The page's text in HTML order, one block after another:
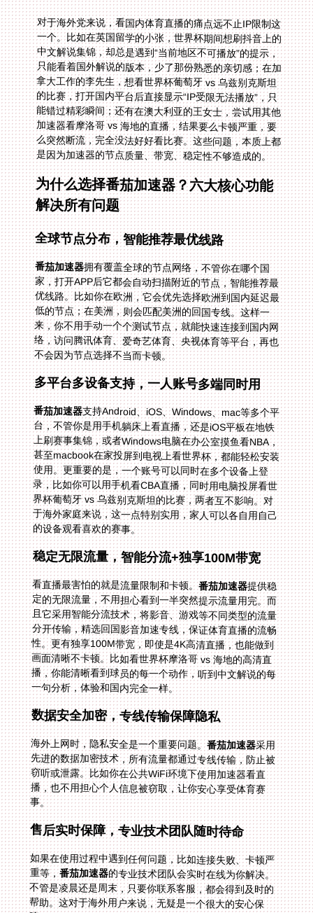
对于海外党来说，看国内体育直播的痛点远不止IP限制这
一个。比如在英国留学的小张，世界杯期间想刷抖音上的
中文解说集锦，却总是遇到“当前地区不可播放”的提示，
只能看着国外解说的版本，少了那份熟悉的亲切感；在加
拿大工作的李先生，想看世界杯葡萄牙 vs 乌兹别克斯坦
的比赛，打开国内平台后直接显示“IP受限无法播放”，只
能错过精彩瞬间；还有在澳大利亚的王女士，尝试用其他
加速器看摩洛哥 vs 海地的直播，结果要么卡顿严重，要
么突然断流，完全没法好好看比赛。这些问题，本质上都
是因为加速器的节点质量、带宽、稳定性不够造成的。
为什么选择番茄加速器？六大核心功能
解决所有问题
全球节点分布，智能推荐最优线路
番茄加速器拥有覆盖全球的节点网络，不管你在哪个国
家，打开APP后它都会自动扫描附近的节点，智能推荐最
优线路。比如你在欧洲，它会优先选择欧洲到国内延迟最
低的节点；在美洲，则会匹配美洲的回国专线。这样一
来，你不用手动一个个测试节点，就能快速连接到国内网
络，访问腾讯体育、爱奇艺体育、央视体育等平台，再也
不会因为节点选择不当而卡顿。
多平台多设备支持，一人账号多端同时用
番茄加速器支持Android、iOS、Windows、mac等多个平
台，不管你是用手机躺床上看直播，还是iOS平板在地铁
上刷赛事集锦，或者Windows电脑在办公室摸鱼看NBA，
甚至macbook在家投屏到电视上看世界杯，都能轻松安装
使用。更重要的是，一个账号可以同时在多个设备上登
录，比如你可以用手机看CBA直播，同时用电脑投屏看世
界杯葡萄牙 vs 乌兹别克斯坦的比赛，两者互不影响。对
于海外家庭来说，这一点特别实用，家人可以各自用自己
的设备观看喜欢的赛事。
稳定无限流量，智能分流+独享100M带宽
看直播最害怕的就是流量限制和卡顿。番茄加速器提供稳
定的无限流量，不用担心看到一半突然提示流量用完。而
且它采用智能分流技术，将影音、游戏等不同类型的流量
分开传输，精选回国影音加速专线，保证体育直播的流畅
性。更有独享100M带宽，即使是4K高清直播，也能做到
画面清晰不卡顿。比如看世界杯摩洛哥 vs 海地的高清直
播，你能清晰看到球员的每一个动作，听到中文解说的每
一句分析，体验和国内完全一样。
数据安全加密，专线传输保障隐私
海外上网时，隐私安全是一个重要问题。番茄加速器采用
先进的数据加密技术，所有流量都通过专线传输，防止被
窃听或泄露。比如你在公共WiFi环境下使用加速器看直
播，也不用担心个人信息被窃取，让你安心享受体育赛
事。
售后实时保障，专业技术团队随时待命
如果在使用过程中遇到任何问题，比如连接失败、卡顿严
重等，番茄加速器的专业技术团队会实时在线为你解决。
不管是凌晨还是周末，只要你联系客服，都会得到及时的
帮助。这对于海外用户来说，无疑是一个很大的安心保